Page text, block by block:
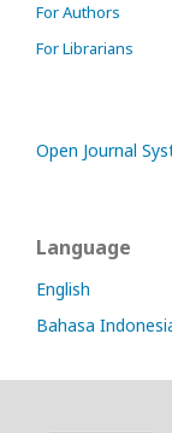
For Authors
For Librarians
Open Journal
Language
English
Bahasa